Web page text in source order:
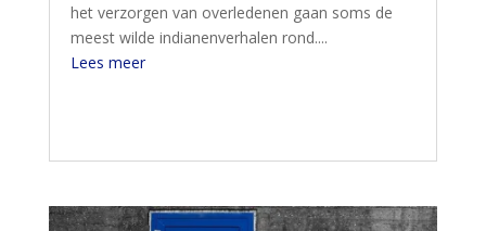
het verzorgen van overledenen gaan soms de
meest wilde indianenverhalen rond....
Lees meer